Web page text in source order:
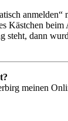
Kästchen
dann
meinen